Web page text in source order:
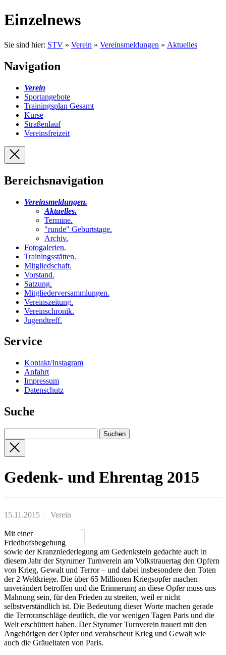
Einzelnews
Sie sind hier: STV » Verein » Vereinsmeldungen » Aktuelles
Navigation
Verein
Sportangebote
Trainingsplan Gesamt
Kurse
Straßenlauf
Vereinsfreizeit
Bereichsnavigation
Vereinsmeldungen.
Aktuelles.
Termine.
"runde" Geburtstage.
Archiv.
Fotogalerien.
Trainingsstätten.
Mitgliedschaft.
Vorstand.
Satzung.
Mitgliederversammlungen.
Vereinszeitung.
Vereinschronik.
Jugendtreff.
Service
Kontakt/Instagram
Anfahrt
Impressum
Datenschutz
Suche
Gedenk- und Ehrentag 2015
15.11.2015 Verein
Mit einer
Friedhofsbegehung
sowie der Kranzniederlegung am Gedenkstein gedachte auch in
diesem Jahr der Styrumer Turnverein am Volkstrauertag den Opfern
von Krieg, Gewalt und Terror – und dabei insbesondere den Toten
der 2 Weltkriege. Die über 65 Millionen Kriegsopfer machen
unverändert betroffen und die Erinnerung an diese Opfer muss uns
Mahnung sein, für den Frieden zu streiten, weil er nicht
selbstverständlich ist. Die Bedeutung dieser Worte machen gerade
die Terroranschläge deutlich, die vor wenigen Tagen Paris und die
Welt erschüttert haben. Der Styrumer Turnverein trauert mit den
Angehörigen der Opfer und verabscheut Krieg und Gewalt wie
auch die Gräueltaten von Paris.